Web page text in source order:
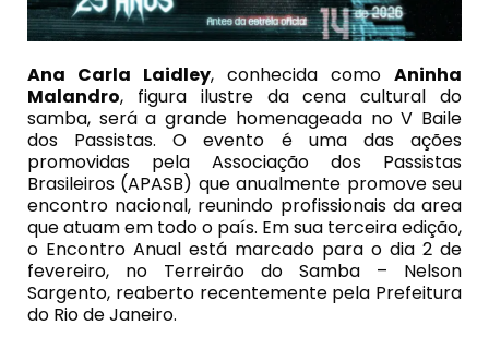
Ana Carla Laidley, conhecida como Aninha
Malandro, figura ilustre da cena cultural do
samba, será a grande homenageada no V Baile
dos Passistas. O evento é uma das ações
promovidas pela Associação dos Passistas
Brasileiros (APASB) que anualmente promove seu
encontro nacional, reunindo profissionais da area
que atuam em todo o país. Em sua terceira edição,
o Encontro Anual está marcado para o dia 2 de
fevereiro, no Terreirão do Samba – Nelson
Sargento, reaberto recentemente pela Prefeitura
do Rio de Janeiro.